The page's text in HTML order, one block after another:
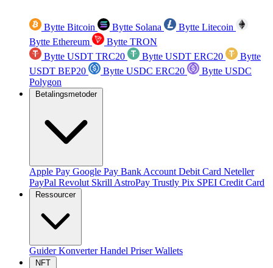
Bytte Bitcoin Bytte Solana
Bytte Litecoin
Bytte Ethereum
Bytte TRON
Bytte USDT TRC20
Bytte USDT ERC20
Bytte
USDT BEP20
Bytte USDC ERC20
Bytte USDC
Polygon
Betalingsmetoder
Apple Pay Google Pay Bank Account Debit Card Neteller
PayPal Revolut Skrill AstroPay Trustly Pix SPEI Credit Card
Ressourcer
GuiderKonverterHandel PriserWallets
NFT